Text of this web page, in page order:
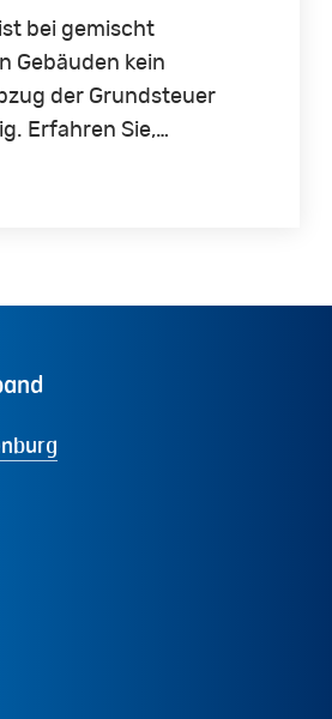
bei gemischt
Gebäuden kein
der Grundsteuer
Erfahren Sie,…